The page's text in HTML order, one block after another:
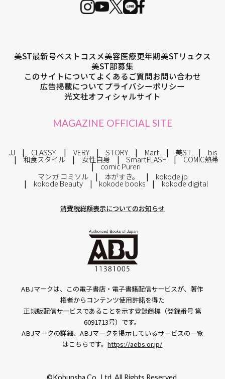
美ST最新号ベストコスメ美容医療更年期美STリュクス
美ST部募集
このサイトについてよくあるご質問お問い合わせ
広告掲載についてプライバシーポリシー
光文社オフィシャルサイト
MAGAZINE OFFICIAL SITE
JJ CLASSY. VERY STORY Mart 美ST bis
和食スタイル 女性自身 SmartFLASH COMIC熱帯
comic Pureri
マンガ コミソル
本がすき。 kokode.jp
kokode Beauty kokode books kokode digital
消費税総額表示についてのお知らせ
ABJマークは、この電子書店・電子書籍配信サービスが、著作
権者からコンテンツ使用許諾を得た
正規版配信サービスであることを示す登録商標（登録番号 第
6091713号）です。
ABJマークの詳細、ABJマークを掲示しているサービスの一覧
はこちらです。https://aebs.or.jp/
©Kobunsha Co., Ltd. All Rights Reserved.